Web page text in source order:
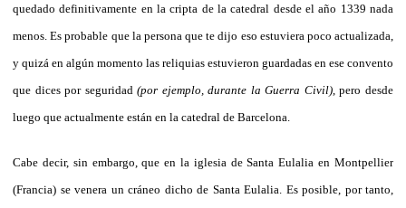
quedado definitivamente en la cripta de la catedral desde el año 1339 nada
menos. Es probable que la persona que te dijo eso estuviera poco actualizada,
y quizá en algún momento las reliquias estuvieron guardadas en ese convento
que dices por seguridad(por ejemplo, durante la Guerra Civil), pero desde
luego que actualmente están en la catedral de Barcelona.
Cabe decir, sin embargo, que en la iglesia de Santa Eulalia en Montpellier
(Francia) se venera un cráneo dicho de Santa Eulalia. Es posible, por tanto,